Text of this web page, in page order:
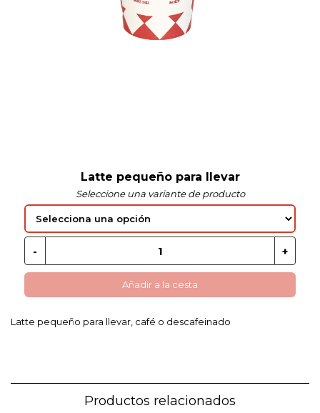
Latte pequeño para llevar
Seleccione una variante de producto
Añadir a la cesta
Latte pequeño para llevar, café o descafeinado
Productos relacionados